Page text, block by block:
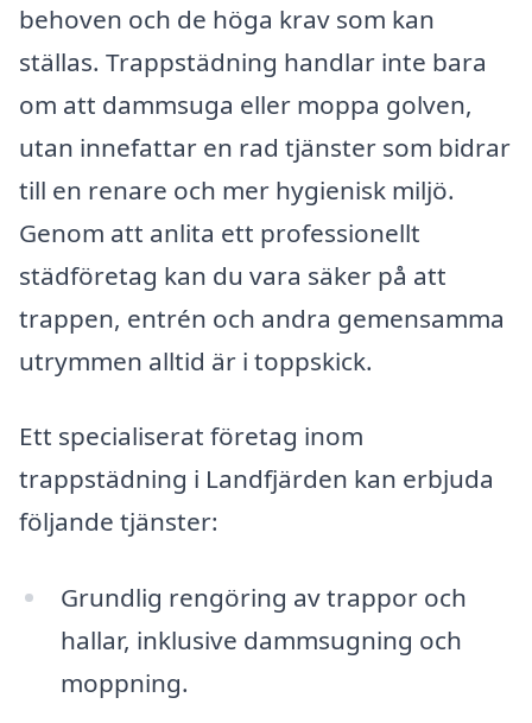
behoven och de höga krav som kan
ställas. Trappstädning handlar inte bara
om att dammsuga eller moppa golven,
utan innefattar en rad tjänster som bidrar
till en renare och mer hygienisk miljö.
Genom att anlita ett professionellt
städföretag kan du vara säker på att
trappen, entrén och andra gemensamma
utrymmen alltid är i toppskick.
Ett specialiserat företag inom
trappstädning i Landfjärden kan erbjuda
följande tjänster:
Grundlig rengöring av trappor och
hallar, inklusive dammsugning och
moppning.